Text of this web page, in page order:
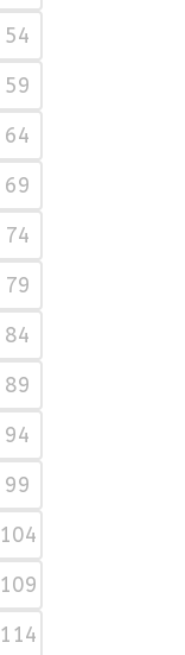
54
59
64
69
74
79
84
89
94
99
104
109
114